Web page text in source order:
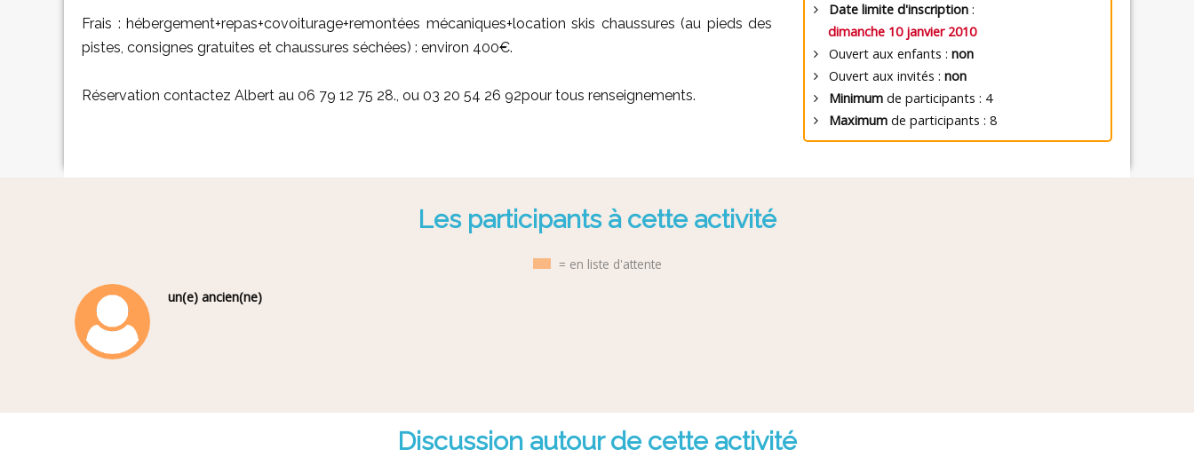
Frais : hébergement+repas+covoiturage+remontées mécaniques+location skis chaussures (au pieds des
pistes, consignes gratuites et chaussures séchées) : environ 400€.
Réservation contactez Albert au 06 79 12 75 28., ou 03 20 54 26 92pour tous renseignements.
Date limite d'inscription:
dimanche 10 janvier 2010
Ouvert aux enfants : non
Ouvert aux invités : non
Minimumde participants : 4
Maximumde participants : 8
Les participants à cette activité
= en liste d'attente
un(e) ancien(ne)
Discussion autour de cette activité